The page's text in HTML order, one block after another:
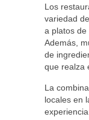
Los
variedad
a platos de
Además,
de
que realza
La
locales en